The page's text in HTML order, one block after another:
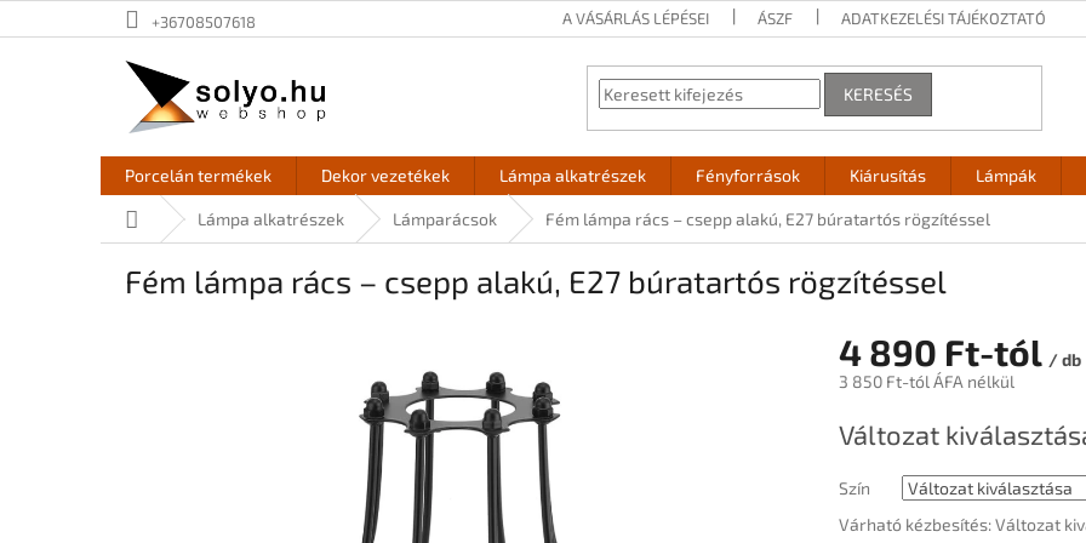
a
+36708507618 A VÁSÁRLÁS LÉPÉSEI ÁSZF ADATKEZELÉSI TÁJÉKOZTATÓ
KERESÉS
Porcelán termékek Dekor vezetékek Lámpa alkatrészek Fényforrások Kiárusítás Lámpák
KezdőlapLámpa alkatrészek Lámparácsok Fém lámpa rács – csepp alakú, E27 búratartós rögzítéssel
Fém lámpa rács – csepp alakú, E27 búratartós rögzítéssel
4 890 Ft-tól / db
3 850 Ft-tól ÁFA nélkül
Változat
Szín
Várható kézbesítés:Változat